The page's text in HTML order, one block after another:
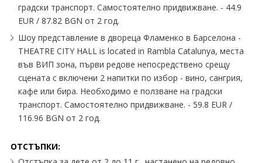
градски транспорт. Самостоятелно придвижване. - 44.9
EUR / 87.82 BGN от 2 год.
Шоу представление в двореца Фламенко в Барселона -
THEATRE CITY HALL is located in Rambla Catalunya, места
във ВИП зона, първи редове непосредствено срещу
сцената с включени 2 напитки по избор - вино, сангрия,
кафе или бира. Необходимо е ползване на градски
транспорт. Самостоятелно придвижване. - 59.8 EUR /
116.96 BGN от 2 год.
ОТСТЪПКИ: